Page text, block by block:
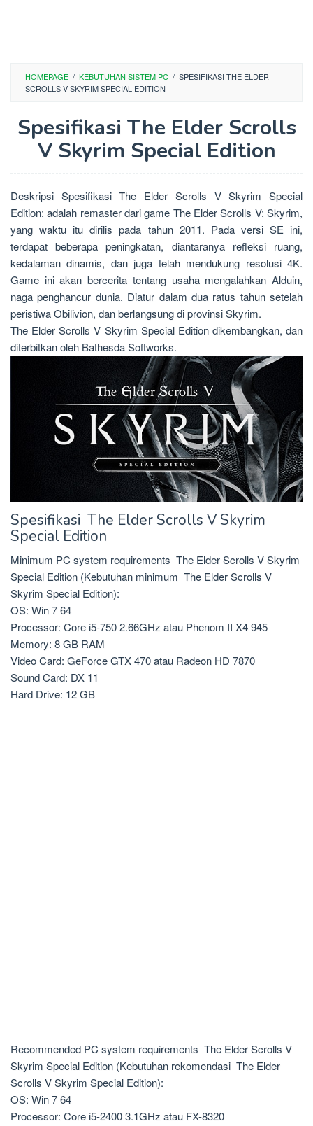
HOMEPAGE / KEBUTUHAN SISTEM PC / SPESIFIKASI THE ELDER
SCROLLS V SKYRIM SPECIAL EDITION
Spesifikasi The Elder Scrolls
V Skyrim Special Edition
Deskripsi Spesifikasi The Elder Scrolls V Skyrim Special
Edition: adalah remaster dari game The Elder Scrolls V: Skyrim,
yang waktu itu dirilis pada tahun 2011. Pada versi SE ini,
terdapat beberapa peningkatan, diantaranya refleksi ruang,
kedalaman dinamis, dan juga telah mendukung resolusi 4K.
Game ini akan bercerita tentang usaha mengalahkan Alduin,
naga penghancur dunia. Diatur dalam dua ratus tahun setelah
peristiwa Obilivion, dan berlangsung di provinsi Skyrim.
The Elder Scrolls V Skyrim Special Edition dikembangkan, dan
diterbitkan oleh Bathesda Softworks.
Spesifikasi The Elder Scrolls V Skyrim
Special Edition
Minimum PC system requirements The Elder Scrolls V Skyrim
Special Edition (Kebutuhan minimum The Elder Scrolls V
Skyrim Special Edition):
OS: Win 7 64
Processor: Core i5-750 2.66GHz atau Phenom II X4 945
Memory: 8 GB RAM
Video Card: GeForce GTX 470 atau Radeon HD 7870
Sound Card: DX 11
Hard Drive: 12 GB
Recommended PC system requirements The Elder Scrolls V
Skyrim Special Edition (Kebutuhan rekomendasi The Elder
Scrolls V Skyrim Special Edition):
OS: Win 7 64
Processor: Core i5-2400 3.1GHz atau FX-8320